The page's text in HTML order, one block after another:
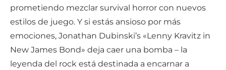
prometiendo mezclar survival horror con nuevos
estilos de juego. Y si estás ansioso por más
emociones, Jonathan Dubinski’s «Lenny Kravitz in
New James Bond» deja caer una bomba – la
leyenda del rock está destinada a encarnar a